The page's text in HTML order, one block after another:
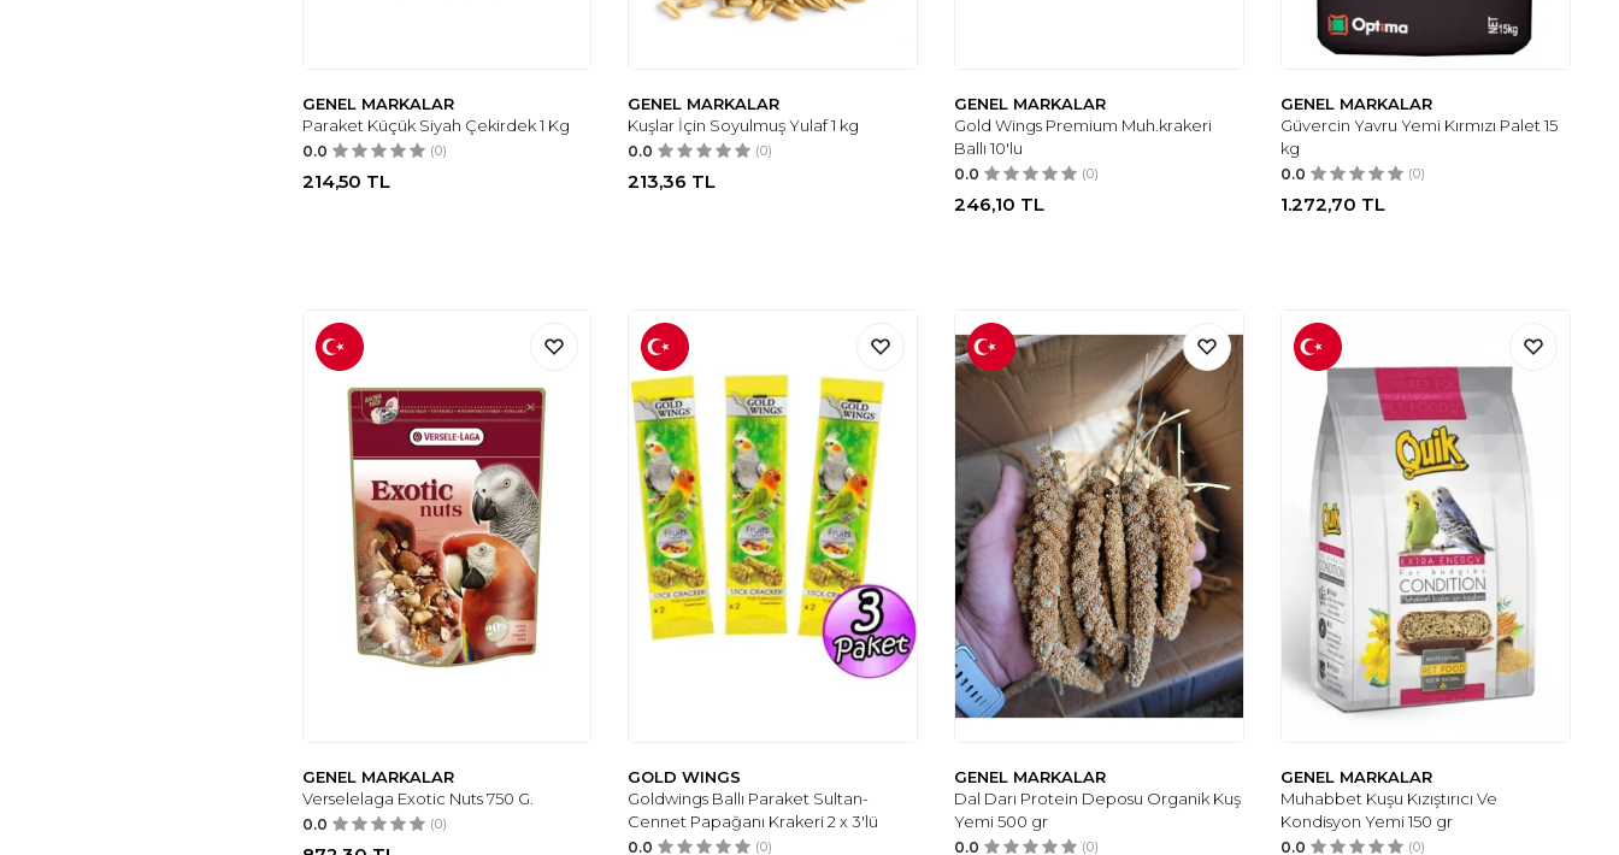
GENEL MARKALAR
Paraket Küçük Siyah Çekirdek 1 Kg
0.0 (0)
214,50 TL
GENEL MARKALAR
Kuşlar İçin Soyulmuş Yulaf 1 kg
0.0 (0)
213,36 TL
GENEL MARKALAR
Gold Wings Premium Muh.krakeri
Ballı 10'lu
0.0 (0)
246,10 TL
GENEL MARKALAR
Güvercin Yavru Yemi Kırmızı Palet 15
kg
0.0 (0)
1.272,70 TL
GENEL MARKALAR
Verselelaga Exotic Nuts 750 G.
0.0 (0)
GOLD WINGS
Goldwings Ballı Paraket Sultan-
Cennet Papağanı Krakeri 2 x 3'lü
0.0 (0)
GENEL MARKALAR
Dal Darı Protein Deposu Organik Kuş
Yemi 500 gr
0.0 (0)
GENEL MARKALAR
Muhabbet Kuşu Kızıştırıcı Ve
Kondisyon Yemi 150 gr
0.0 (0)